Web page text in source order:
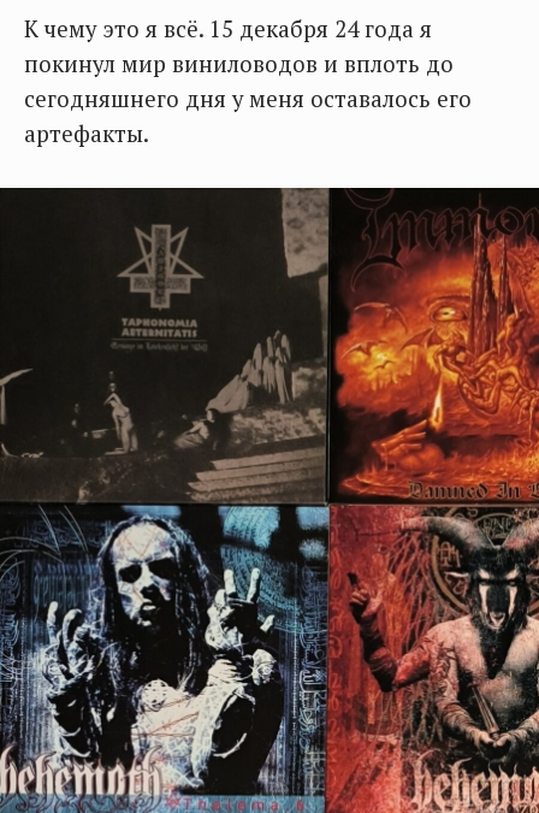
К чему это я всё. 15 декабря 24 года я
покинул мир виниловодов и вплоть до
сегодняшнего дня у меня оставалось его
артефакты.